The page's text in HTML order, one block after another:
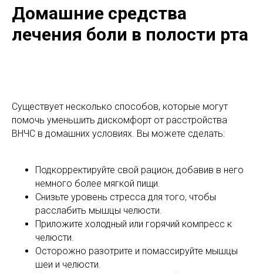
Домашние средства
лечения боли в полости рта
Существует несколько способов, которые могут
помочь уменьшить дискомфорт от расстройства
ВНЧС в домашних условиях. Вы можете сделать:
Подкорректируйте свой рацион, добавив в него
немного более мягкой пищи.
Снизьте уровень стресса для того, чтобы
расслабить мышцы челюсти.
Приложите холодный или горячий компресс к
челюсти.
Осторожно разотрите и помассируйте мышцы
шеи и челюсти.